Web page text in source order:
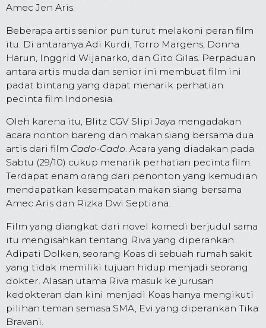
Amec Jen Aris.
Beberapa artis senior pun turut melakoni peran film
itu. Di antaranya Adi Kurdi, Torro Margens, Donna
Harun, Inggrid Wijanarko, dan Gito Gilas. Perpaduan
antara artis muda dan senior ini membuat film ini
padat bintang yang dapat menarik perhatian
pecinta film Indonesia.
Oleh karena itu, Blitz CGV Slipi Jaya mengadakan
acara nonton bareng dan makan siang bersama dua
artis dari film Cado-Cado. Acara yang diadakan pada
Sabtu (29/10) cukup menarik perhatian pecinta film.
Terdapat enam orang dari penonton yang kemudian
mendapatkan kesempatan makan siang bersama
Amec Aris dan Rizka Dwi Septiana.
Film yang diangkat dari novel komedi berjudul sama
itu mengisahkan tentang Riva yang diperankan
Adipati Dolken, seorang Koas di sebuah rumah sakit
yang tidak memiliki tujuan hidup menjadi seorang
dokter. Alasan utama Riva masuk ke jurusan
kedokteran dan kini menjadi Koas hanya mengikuti
pilihan teman semasa SMA, Evi yang diperankan Tika
Bravani.